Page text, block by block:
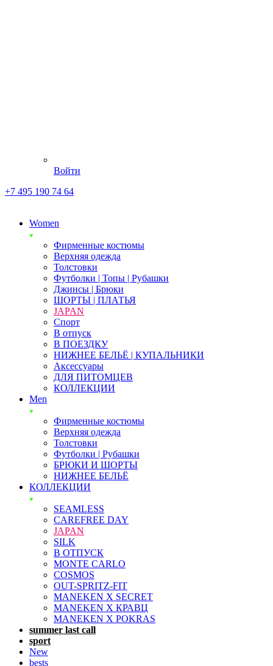
Войти
+7 495 190 74 64
Women
Фирменные костюмы
Верхняя одежда
Толстовки
Футболки | Топы | Рубашки
Джинсы | Брюки
ШОРТЫ | ПЛАТЬЯ
JAPAN
Спорт
В отпуск
В ПОЕЗДКУ
НИЖНЕЕ БЕЛЬЁ | КУПАЛЬНИКИ
Аксессуары
ДЛЯ ПИТОМЦЕВ
КОЛЛЕКЦИИ
Men
Фирменные костюмы
Верхняя одежда
Толстовки
Футболки | Рубашки
БРЮКИ И ШОРТЫ
НИЖНЕЕ БЕЛЬЁ
КОЛЛЕКЦИИ
SEAMLESS
CAREFREE DAY
JAPAN
SILK
В ОТПУСК
MONTE CARLO
COSMOS
OUT-SPRITZ-FIT
MANEKEN X SECRET
MANEKEN X КРАВЦ
MANEKEN X POKRAS
summer last call
sport
New
bests